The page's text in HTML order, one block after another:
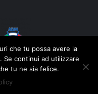
che tu possa avere la
Se continui ad utilizzare
tu ne sia felice.